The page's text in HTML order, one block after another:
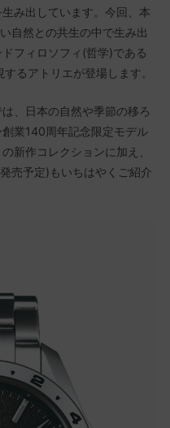
み出しています。今回、本
自然との共生の中で生み出
フィロソフィ(哲学)である
るアトリエが登場します。
、日本の自然や季節の移ろ
業140周年記念限定モデル
新作コレクションに加え、
売予定)もいちはやくご紹介